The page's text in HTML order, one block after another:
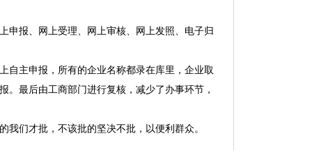
报、网上受理、网上审核、网上发照、电子归
主申报，所有的企业名称都录在库里，企业取
最后由工商部门进行复核，减少了办事环节，
们才批，不该批的坚决不批，以便利群众。